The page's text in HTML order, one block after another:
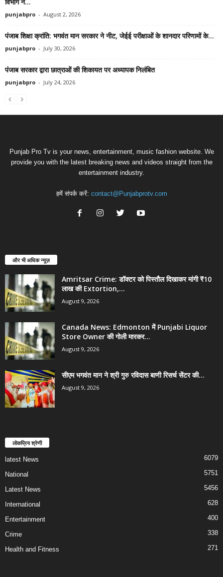
punjabpro - August 2, 2026
पंजाब शिक्षा क्रांति: भगवंत मान सरकार ने नीट, जेईई परीक्षाओं के शानदार परिणामों के...
punjabpro - July 30, 2026
पंजाब सरकार द्वारा छात्राओं की शिकायत पर अध्यापक निलंबित
punjabpro - July 24, 2026
Punjab Pro Tv is your news, entertainment, music fashion website. We
provide you with the latest breaking news and videos straight from the
entertainment industry.
हमें संपर्क करें: contact@Punjabprotv.com
और भी अधिक न्यूज़
Amritsar Crime: डॉक्टर को पिस्तौल दिखाकर मांगी ₹10
लाख की Extortion,...
August 9, 2026
Canada News: Edmonton में Punjabi Liquor
Store Owner की गोली मारकर...
August 9, 2026
सीएम भगवंत मान ने श्री गुरु रविदास बाणी रिसर्च सेंटर की...
August 9, 2026
लोकप्रिय श्रेणी
latest News 6079
National 5751
Latest News 5456
International 628
Entertainment 400
Crime 338
Health and Fitness 271